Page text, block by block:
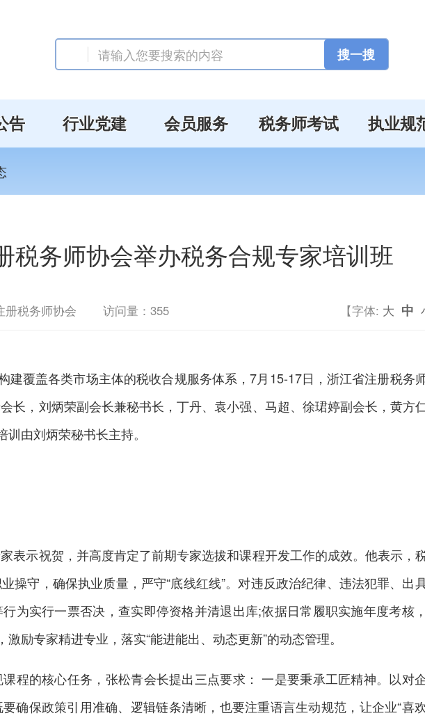
告 行业党建 会员服务 税务师考试 执业规
税务师协会举办税务合规专家培训班
册税务师协会 访问量：355 【字体: 大 中
覆盖各类市场主体的税收合规服务体系，7月15-17日，浙江省注册税务
长，刘炳荣副会长兼秘书长，丁丹、袁小强、马超、徐珺婷副会长，黄方
由刘炳荣秘书长主持。
示祝贺，并高度肯定了前期专家选拔和课程开发工作的成效。他表示，
操守，确保执业质量，严守“底线红线”。对违反政治纪律、违法犯罪、出
为实行一票否决，查实即停资格并清退出库;依据日常履职实施年度考核
励专家精进专业，落实“能进能出、动态更新”的动态管理。
的核心任务，张松青会长提出三点要求： 一是要秉承工匠精神。以对
确保政策引用准确、逻辑链条清晰，也要注重语言生动规范，让企业“喜